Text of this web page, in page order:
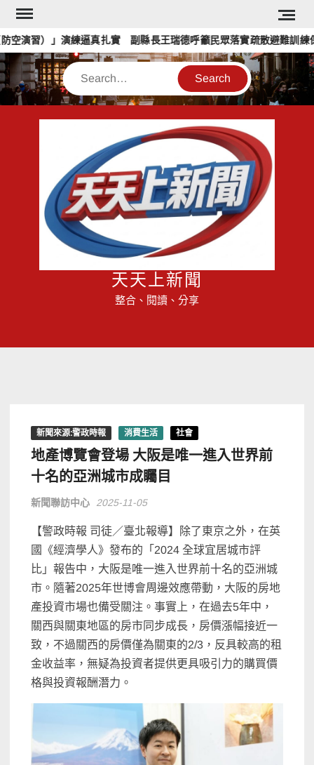
Skip
content
習）」演練逼真扎實 副縣長王瑞德呼籲民眾落實疏散避難訓練保
Search
天天上新聞
整合、閱讀、分享
新聞來源:警政時報 消費生活 社會
地產博覽會登場 大阪是唯一進入世界前
十名的亞洲城市成矚目
新聞聯訪中心 2025-11-05
【警政時報 司徒／臺北報導】除了東京之外，在英
國《經濟學人》發布的「2024 全球宜居城市評
比」報告中，大阪是唯一進入世界前十名的亞洲城
市。隨著2025年世博會周邊效應帶動，大阪的房地
產投資市場也備受關注。事實上，在過去5年中，
關西與關東地區的房市同步成長，房價漲幅接近一
致，不過關西的房價僅為關東的2/3，反具較高的租
金收益率，無疑為投資者提供更具吸引力的購買價
格與投資報酬潛力。